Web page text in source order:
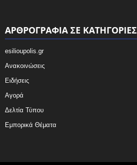
ΑΡΘΡΟΓΡΑΦΙΑ ΣΕ ΚΑΤΗΓΟΡΙΕΣ
esilioupolis.gr
Ανακοινώσεις
Ειδήσεις
Αγορά
Δελτία Τύπου
Εμπορικά Θέματα